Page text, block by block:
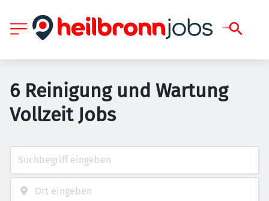
6 Reinigung und Wartung
Vollzeit Jobs